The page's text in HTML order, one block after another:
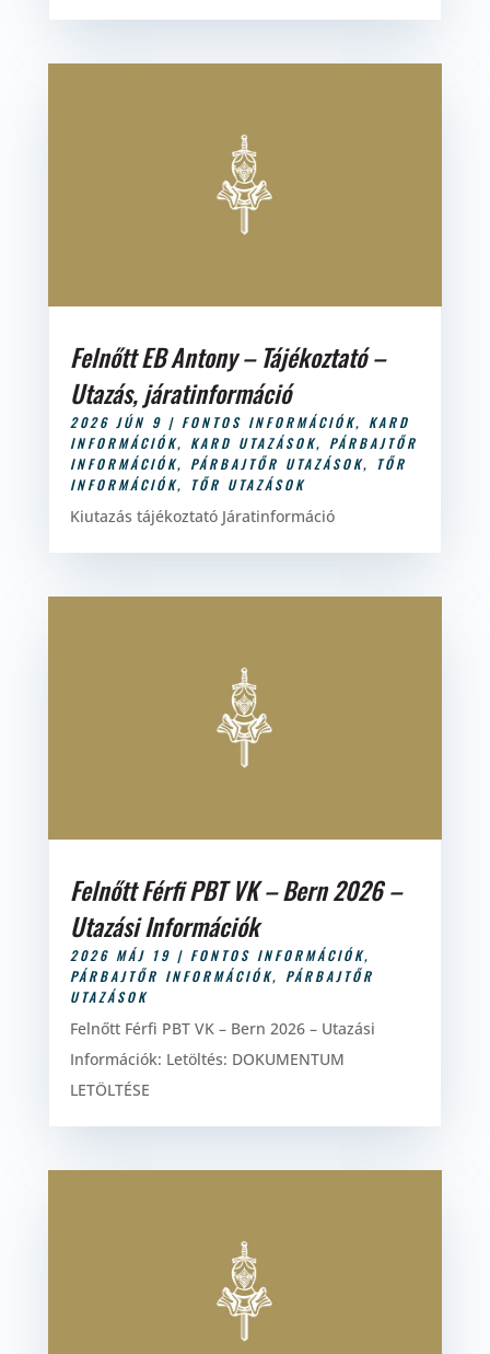
Felnőtt EB Antony – Tájékoztató –
Utazás, járatinformáció
2026 JÚN 9 | FONTOS INFORMÁCIÓK, KARD
INFORMÁCIÓK, KARD UTAZÁSOK, PÁRBAJTŐR
INFORMÁCIÓK, PÁRBAJTŐR UTAZÁSOK,
TŐR
INFORMÁCIÓK, TŐR UTAZÁSOK
Kiutazás tájékoztató Járatinformáció
Felnőtt Férfi PBT VK – Bern 2026 –
Utazási Információk
2026 MÁJ 19 | FONTOS INFORMÁCIÓK,
PÁRBAJTŐR INFORMÁCIÓK, PÁRBAJTŐR
UTAZÁSOK
Felnőtt Férfi PBT VK – Bern 2026 – Utazási
Információk: Letöltés: DOKUMENTUM
LETÖLTÉSE